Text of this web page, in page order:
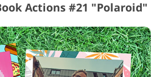
Actions #21 "Polaroid"